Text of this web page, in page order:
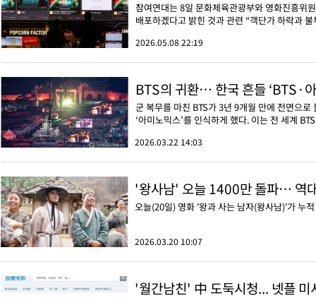
참여연대는 8일 문화체육관광부와 영화진흥위
배포하겠다고 밝힌 것과 관련 “객단가 하락과
2026.05.08 22:19
BTS의 귀환… 한국 흔들 ‘BTS·
군 복무를 마친 BTS가 3년 9개월 만에 전면으
‘아미노믹스’를 인식하게 했다. 이는 전 세계
2026.03.22 14:03
'왕사남' 오늘 1400만 돌파… 역
오늘(20일) 영화 '왕과 사는 남자(왕사남)'가 누
2026.03.20 10:07
'월간남친' 中 도둑시청... 넷플 미